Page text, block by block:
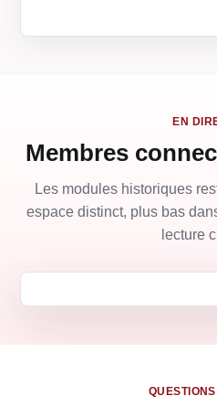
EN
Membres
Les modules historiques
espace distinct, plus bas
lecture